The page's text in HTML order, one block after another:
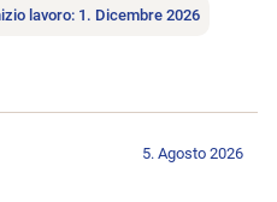
lavoro: 1. Dicembre 2026
5. Agosto 2026